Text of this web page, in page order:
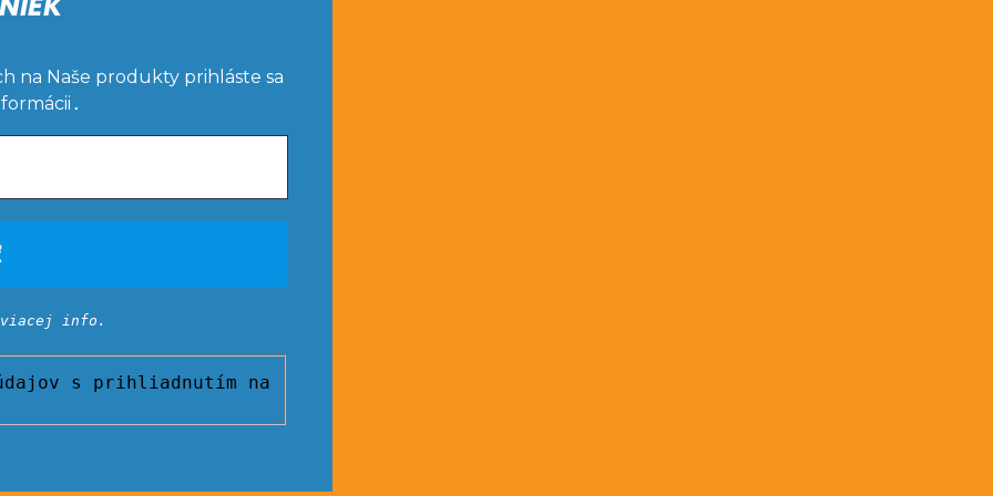
na Naše produkty prihláste sa
.
info.
s prihliadnutím na